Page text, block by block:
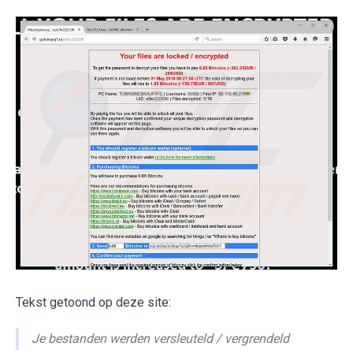
Tekst getoond op deze site:
Je bestanden werden versleuteld / vergrendeld